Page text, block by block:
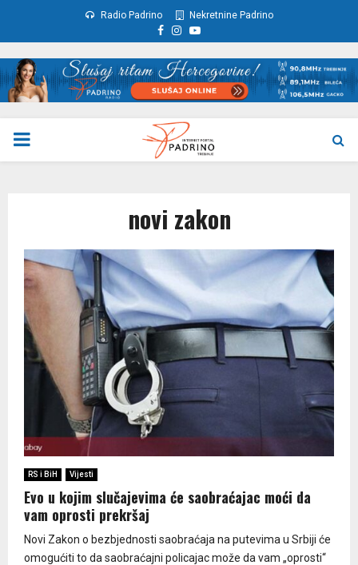
Radio Padrino Nekretnine Padrino
Facebook
Instagram
Youtube
PRIMARY
novi zakon
RS i BiH Vijesti
Evo u kojim slučajevima će saobraćajac moći da
vam oprosti prekršaj
Novi Zakon o bezbjednosti saobraćaja na putevima u Srbiji će
omogućiti to da saobraćajni policajac može da vam „oprosti“